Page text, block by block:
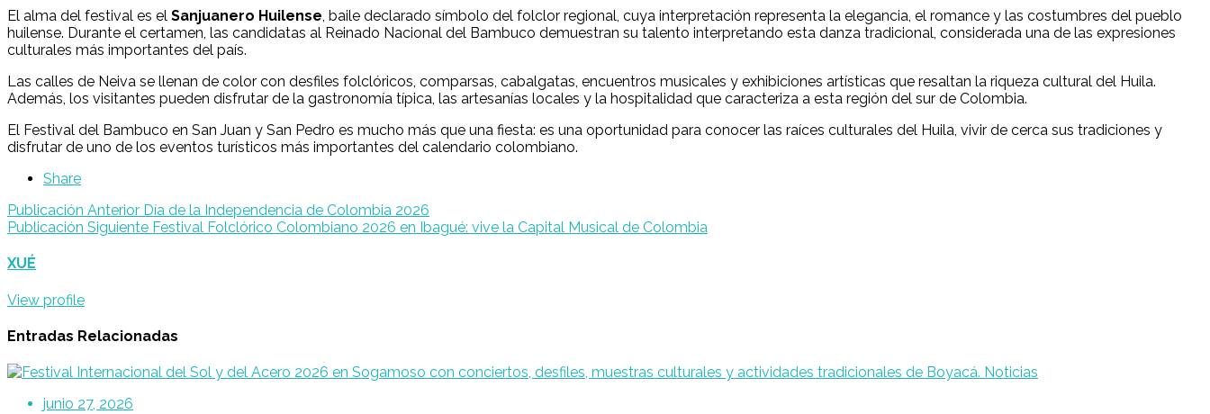
El alma del festival es el Sanjuanero Huilense, baile declarado símbolo del folclor regional, cuya interpretación representa la elegancia, el romance y las costumbres del pueblo
huilense. Durante el certamen, las candidatas al Reinado Nacional del Bambuco demuestran su talento interpretando esta danza tradicional, considerada una de las expresiones
culturales más importantes del país.
Las calles de Neiva se llenan de color con desfiles folclóricos, comparsas, cabalgatas, encuentros musicales y exhibiciones artísticas que resaltan la riqueza cultural del Huila.
Además, los visitantes pueden disfrutar de la gastronomía típica, las artesanías locales y la hospitalidad que caracteriza a esta región del sur de Colombia.
El Festival del Bambuco en San Juan y San Pedro es mucho más que una fiesta: es una oportunidad para conocer las raíces culturales del Huila, vivir de cerca sus tradiciones y
disfrutar de uno de los eventos turísticos más importantes del calendario colombiano.
Share
Navegación
de
publicaciones
Publicación Anterior Día de la Independencia de Colombia 2026
Publicación Siguiente Festival Folclórico Colombiano 2026 en Ibagué: vive la Capital Musical de Colombia
XUÉ
View profile
Entradas Relacionadas
Noticias
junio 27, 2026